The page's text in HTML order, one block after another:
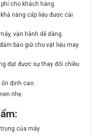
cho khách hàng.
năng cấp liệu được cải
vận hành dễ dàng.
bảo giữ cho vật liệu may
đạt được sự thay đổi chiều
ổn định cao.
nhẹ.
của máy